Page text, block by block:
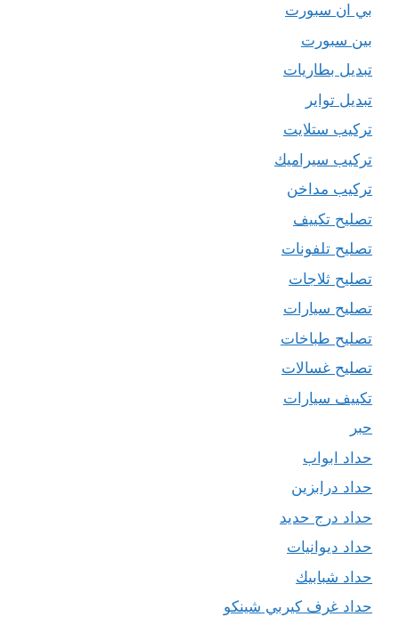
بي ان سبورت
بين سبورت
تبديل بطاريات
تبديل تواير
تركيب ستلايت
تركيب سيراميك
تركيب مداخن
تصليح تكييف
تصليح تلفونات
تصليح ثلاجات
تصليح سيارات
تصليح طباخات
تصليح غسالات
تكييف سيارات
حبر
حداد ابواب
حداد درابزين
حداد درج حديد
حداد ديوانيات
حداد شبابيك
حداد غرف كيربي شينكو